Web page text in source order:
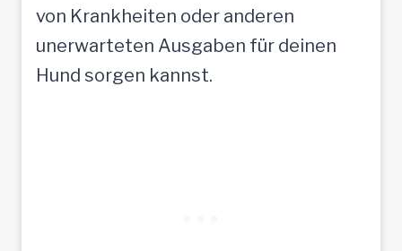
von Krankheiten oder anderen
unerwarteten Ausgaben für deinen
Hund sorgen kannst.